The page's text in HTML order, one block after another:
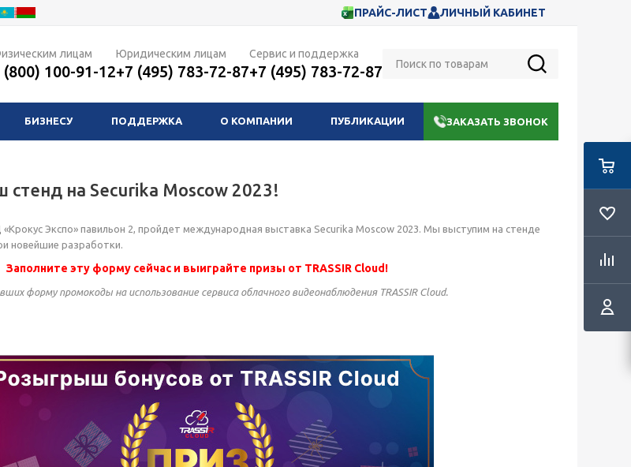
ПРАЙС-ЛИСТ ЛИЧНЫЙ КАБИНЕТ
лицам
(800) 100-91-12
Юридическим лицам
+7 (495) 783-72-87
Сервис и поддержка
+7 (495) 783-72-87
БИЗНЕСУ ПОДДЕРЖКА О КОМПАНИИ ПУБЛИКАЦИИ ЗАКАЗАТЬ ЗВОНОК
на Securika Moscow 2023!
Экспо» павильон 2, пройдет международная выставка Securika Moscow 2023. Мы выступим на стенде
новейшие разработки.
Заполните эту форму сейчас и выиграйте призы от TRASSIR Cloud!
форму промокоды на использование сервиса облачного видеонаблюдения TRASSIR Cloud.